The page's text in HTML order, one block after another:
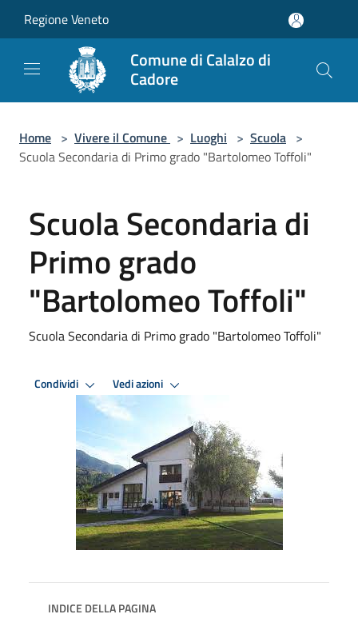
Regione Veneto
Comune di Calalzo di
Cadore
Home > Vivere il Comune > Luoghi > Scuola >
Scuola Secondaria di Primo grado "Bartolomeo Toffoli"
Scuola Secondaria di
Primo grado
"Bartolomeo Toffoli"
Scuola Secondaria di Primo grado "Bartolomeo Toffoli"
Condividi Vedi azioni
INDICE DELLA PAGINA